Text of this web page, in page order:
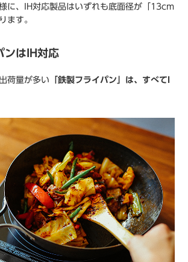
に、IH対応製品はいずれも底面径が「13cm
ます。
ンはIH対応
荷量が多い 「鉄製フライパン」は、すべてI